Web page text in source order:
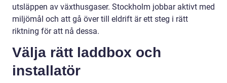
utsläppen av växthusgaser. Stockholm jobbar aktivt med
miljömål och att gå över till eldrift är ett steg i rätt
riktning för att nå dessa.
Välja rätt laddbox och
installatör